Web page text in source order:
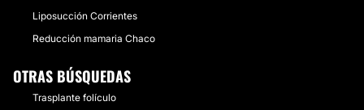
Liposucción Corrientes
Reducción mamaria Chaco
OTRAS BÚSQUEDAS
Trasplante folículo